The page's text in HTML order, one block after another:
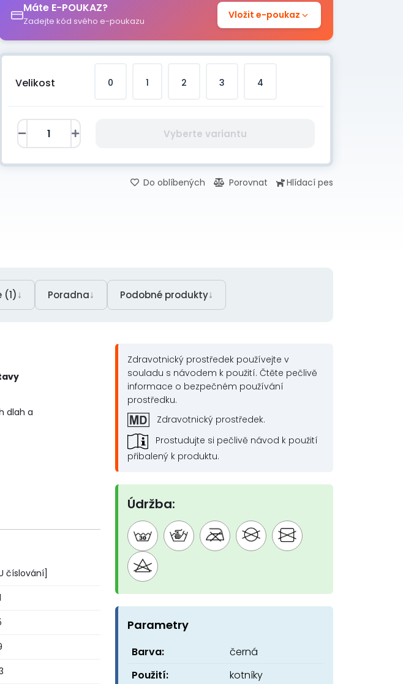
Máte E-POUKAZ?
Zadejte kód svého e-poukazu
Vložit e-poukaz
Velikost 0 1 2 3 4
Vyberte variantu
Do oblíbených Porovnat Hlídací pes
(1)↓ Poradna↓ Podobné produkty↓
dlah a
číslování]
Zdravotnický prostředek používejte v
souladu s návodem k použití. Čtěte pečlivě
informace o bezpečném používání
prostředku.
Zdravotnický prostředek.
Prostudujte si pečlivě návod k použití
přibalený k produktu.
Údržba:
Parametry
Barva:
černá
Použití:
kotníky